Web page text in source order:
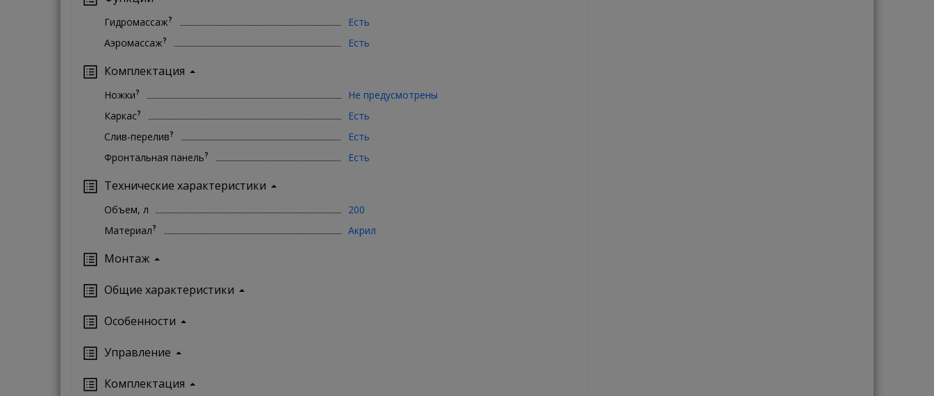
Гидромассаж?
Есть
Аэромассаж? Есть
Комплектация
Ножки?
Не предусмотрены
Каркас?
Есть
Слив-перелив?
Есть
Фронтальная панель? Есть
Технические характеристики
Объем, л
200
Материал? Акрил
Монтаж
Oбщие характеристики
Особенности
Управление
Кoмплектация